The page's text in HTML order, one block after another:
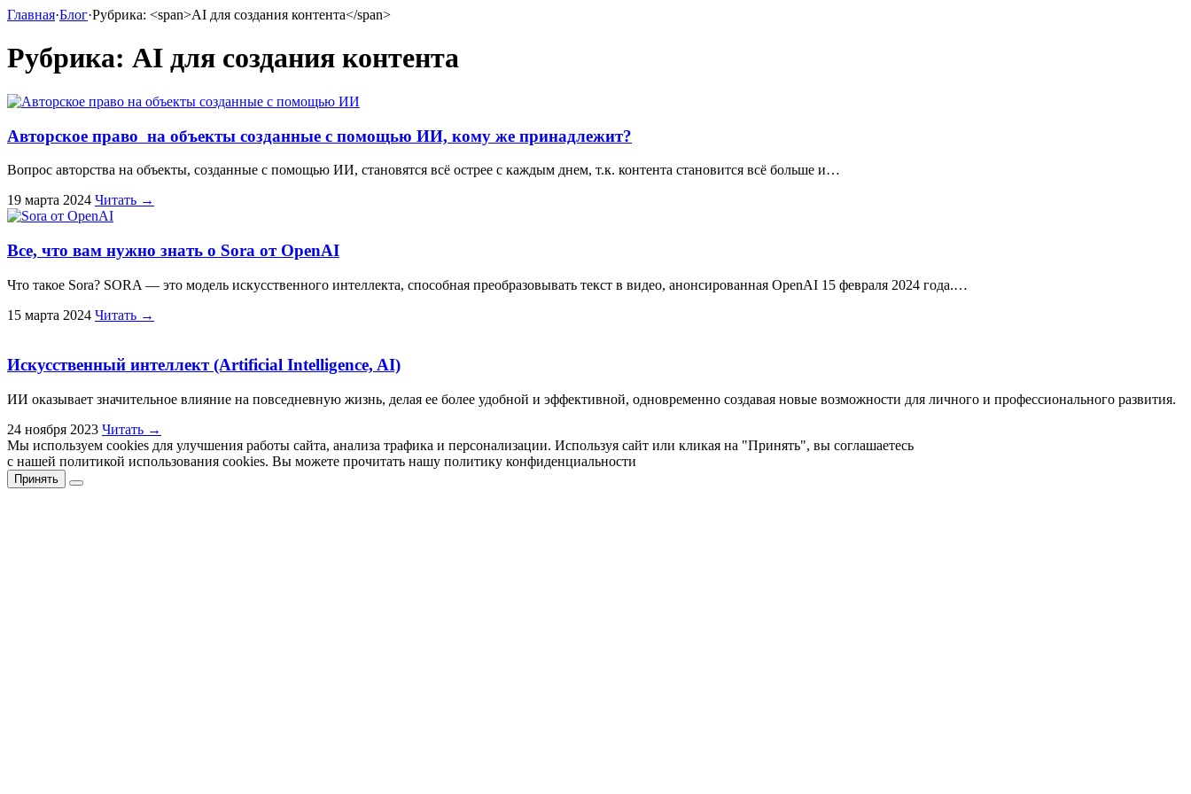
Главная·Блог·Рубрика: <span>AI для создания контента</span>
Рубрика: AI для создания контента
Авторское право на объекты созданные с помощью ИИ, кому же принадлежит?
Вопрос авторства на объекты, созданные с помощью ИИ, становятся всё острее с каждым днем, т.к. контента становится всё больше и…
19 марта 2024 Читать →
Все, что вам нужно знать о Sora от OpenAI
Что такое Sora? SORA — это модель искусственного интеллекта, способная преобразовывать текст в видео, анонсированная OpenAI 15 февраля 2024 года.…
15 марта 2024 Читать →
Искусственный интеллект (Artificial Intelligence, AI)
ИИ оказывает значительное влияние на повседневную жизнь, делая ее более удобной и эффективной, одновременно создавая новые возможности для личного и профессионального развития.
24 ноября 2023 Читать →
Мы используем cookies для улучшения работы сайта, анализа трафика и персонализации. Используя сайт или кликая на "Принять", вы соглашаетесь
с нашей политикой использования cookies. Вы можете прочитать нашу политику конфиденциальности
Принять